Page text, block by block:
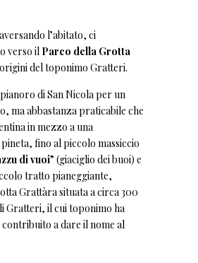
l’abitato, ci
verso il Parco della Grotta
del toponimo Gratteri.
pianoro di San Nicola per un
ma abbastanza praticabile che
in mezzo a una
fino al piccolo massiccio
di vuoi” (giaciglio dei buoi) e
tratto pianeggiante,
Grattàra situata a circa 300
Gratteri, il cui toponimo ha
a dare il nome al